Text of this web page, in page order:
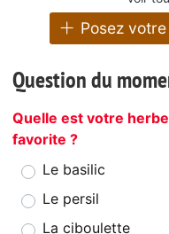
Posez
Question du
Quelle est votre
favorite ?
Le basilic
Le persil
La ciboulette